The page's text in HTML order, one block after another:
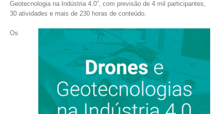
Geotecnologia na Indústria 4.0”, com previsão de 4 mil participantes,
30 atividades e mais de 230 horas de conteúdo.
Os